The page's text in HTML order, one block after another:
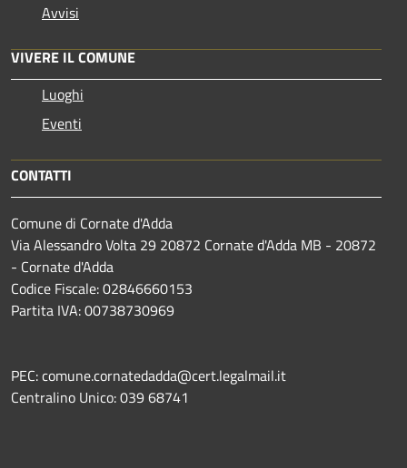
Avvisi
VIVERE IL COMUNE
Luoghi
Eventi
CONTATTI
Comune di Cornate d'Adda
Via Alessandro Volta 29 20872 Cornate d'Adda MB - 20872
- Cornate d'Adda
Codice Fiscale: 02846660153
Partita IVA: 00738730969
PEC: comune.cornatedadda@cert.legalmail.it
Centralino Unico: 039 68741